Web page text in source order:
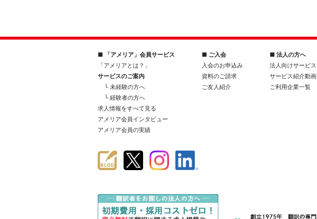
■ 「アメリア」会員サービス
「アメリアとは？」
サービスのご案内
└ 未経験の方へ
└ 経験者の方へ
求人情報をすべて見る
アメリア会員インタビュー
アメリア会員の実績
■ ご入会
入会のお申込み
資料のご請求
ご友人紹介
■ 法人の方へ
法人向けサービス
サービス紹介動画
ご利用企業一覧